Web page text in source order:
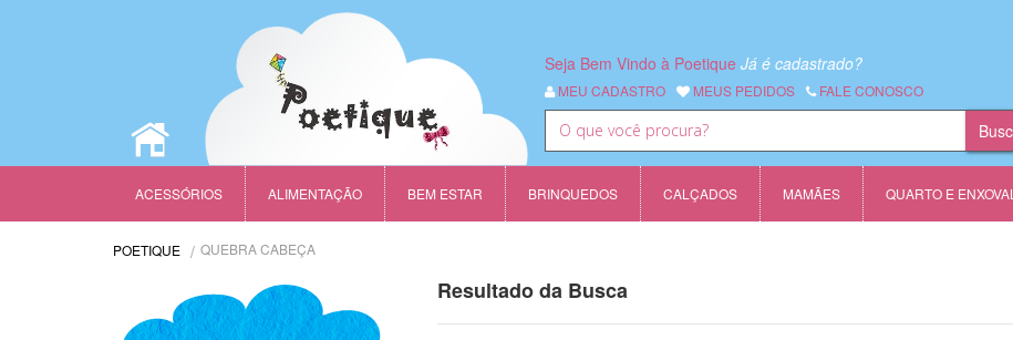
Seja Bem Vindo à Poetique Já é cadastrado?
MEU CADASTRO MEUS PEDIDOS FALE CONOSCO
ACESSÓRIOS ALIMENTAÇÃO BEM ESTAR BRINQUEDOS CALÇADOS MAMÃES QUARTO E ENXOVAL
POETIQUE QUEBRA CABEÇA
Resultado da Busca